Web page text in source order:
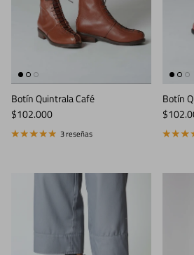
Botín Quintrala Café
Precio normal
$102.000
3 reseñas
Botín
Precio